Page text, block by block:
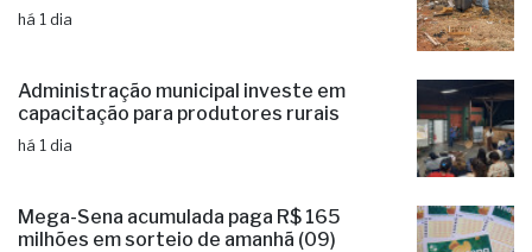
há 1 dia
Administração municipal investe em
capacitação para produtores rurais
há 1 dia
Mega-Sena acumulada paga R$ 165
milhões em sorteio de amanhã (09)